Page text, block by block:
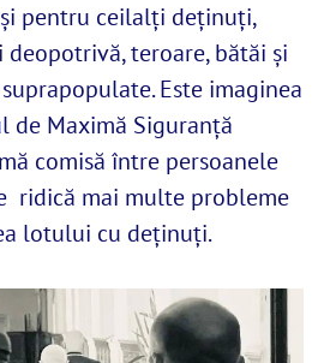
pentru ceilalți deținuți,
teroare, bătăi și
Este imaginea
de Maximă Siguranță
comisă între persoanele
ridică mai multe probleme
lotului cu deținuți.